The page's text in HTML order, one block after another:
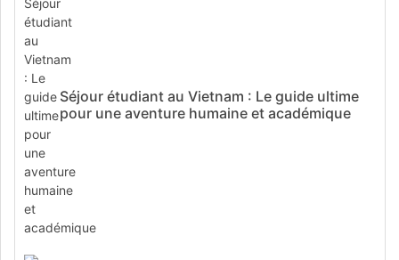
Séjour étudiant au Vietnam : Le guide ultime
pour une aventure humaine et académique